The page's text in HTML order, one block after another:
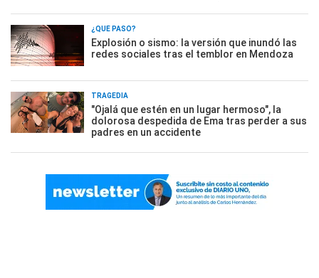
¿QUÉ PASÓ?
Explosión o sismo: la versión que inundó las
redes sociales tras el temblor en Mendoza
TRAGEDIA
"Ojalá que estén en un lugar hermoso", la
dolorosa despedida de Ema tras perder a sus
padres en un accidente